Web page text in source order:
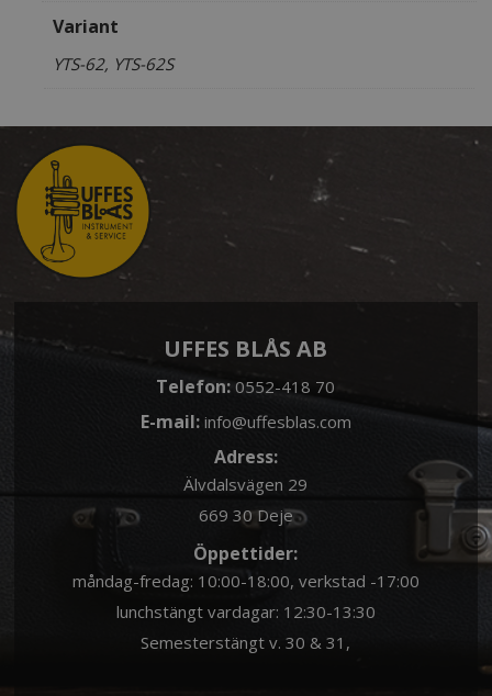
Variant
YTS-62, YTS-62S
UFFES BLÅS AB
Telefon:0552-418 70
E-mail: info@uffesblas.com
Adress:
Älvdalsvägen 29
669 30 Deje
Öppettider:
måndag-fredag: 10:00-18:00, verkstad -17:00
lunchstängt vardagar: 12:30-13:30
Semesterstängt v. 30 & 31,